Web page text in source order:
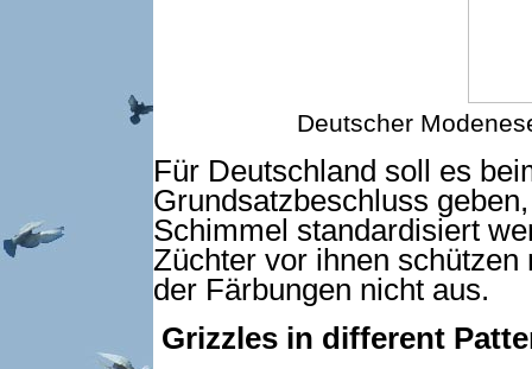
Deutscher
Für Deutschland soll es
Grundsatzbeschluss
Schimmel standardisiert
Züchter vor ihnen
der Färbungen nicht aus.
Grizzles in different